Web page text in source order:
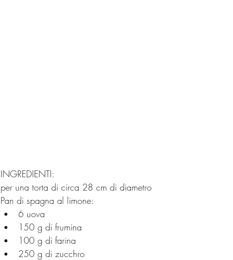
INGREDIENTI:
per una torta di circa 28 cm di diametro
Pan di spagna al limone:
6 uova
150 g di frumina
100 g di farina
250 g di zucchro